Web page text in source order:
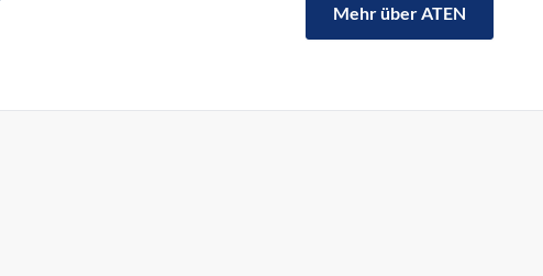
Mehr über ATEN